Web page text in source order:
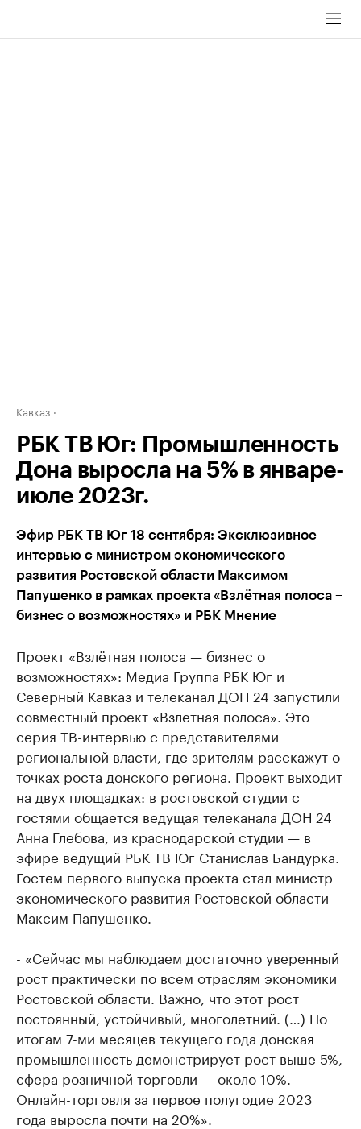
Кавказ
РБК ТВ Юг: Промышленность
Дона выросла на 5% в январе-
июле 2023г.
Эфир РБК ТВ Юг 18 сентября: Эксклюзивное
интервью с министром экономического
развития Ростовской области Максимом
Папушенко в рамках проекта «Взлётная полоса –
бизнес о возможностях» и РБК Мнение
Проект «Взлётная полоса — бизнес о
возможностях»: Медиа Группа РБК Юг и
Северный Кавказ и телеканал ДОН 24 запустили
совместный проект «Взлетная полоса». Это
серия ТВ-интервью с представителями
региональной власти, где зрителям расскажут о
точках роста донского региона. Проект выходит
на двух площадках: в ростовской студии с
гостями общается ведущая телеканала ДОН 24
Анна Глебова, из краснодарской студии — в
эфире ведущий РБК ТВ Юг Станислав Бандурка.
Гостем первого выпуска проекта стал министр
экономического развития Ростовской области
Максим Папушенко.
- «Сейчас мы наблюдаем достаточно уверенный
рост практически по всем отраслям экономики
Ростовской области. Важно, что этот рост
постоянный, устойчивый, многолетний. (…) По
итогам 7-ми месяцев текущего года донская
промышленность демонстрирует рост выше 5%,
сфера розничной торговли — около 10%.
Онлайн-торговля за первое полугодие 2023
года выросла почти на 20%».